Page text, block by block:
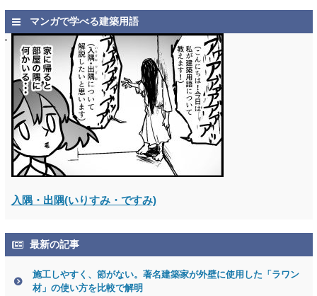
マンガで学べる建築用語
入隅・出隅(いりすみ・ですみ)
最新の記事
施工しやすく、節がない。著名建築家が外壁に使用した「ラワン
材」の使い方を比較で解明